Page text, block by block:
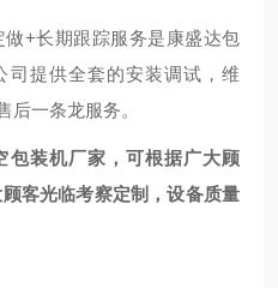
+长期跟踪服务是康盛达包
司提供全套的安装调试，维
后一条龙服务。
包装机厂家，可根据广大顾
客光临考察定制，设备质量